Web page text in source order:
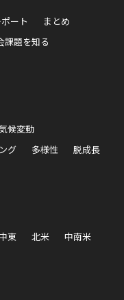
ポート
まとめ
課題を知る
候変動
グ 多様性 脱成長
東 北米
中南米